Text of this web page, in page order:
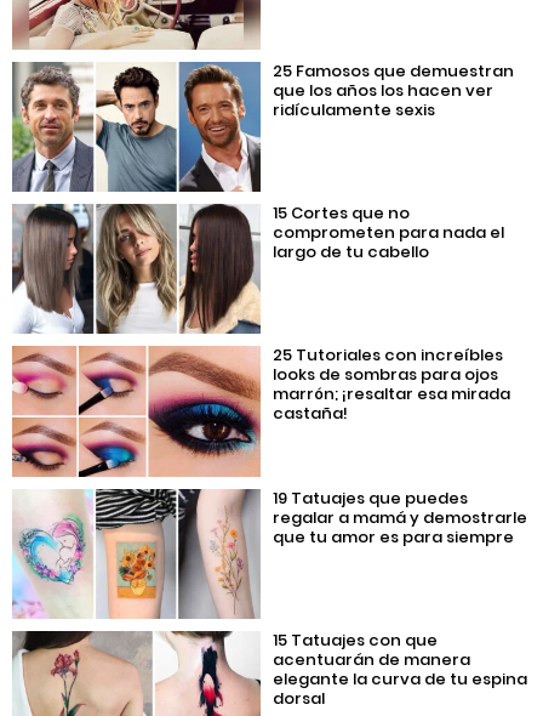
25 Famosos que demuestran
que los años los hacen ver
ridículamente sexis
15 Cortes que no
comprometen para nada el
largo de tu cabello
25 Tutoriales con increíbles
looks de sombras para ojos
marrón; ¡resaltar esa mirada
castaña!
19 Tatuajes que puedes
regalar a mamá y demostrarle
que tu amor es para siempre
15 Tatuajes con que
acentuarán de manera
elegante la curva de tu espina
dorsal